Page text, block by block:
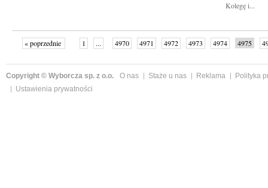
Kolegę i...
« poprzednie 1 ... 4970 4971 4972 4973 4974 4975
Copyright © Wyborcza sp. z o.o. O nas Staże u nas Reklama
Polityka
Ustawienia prywatności